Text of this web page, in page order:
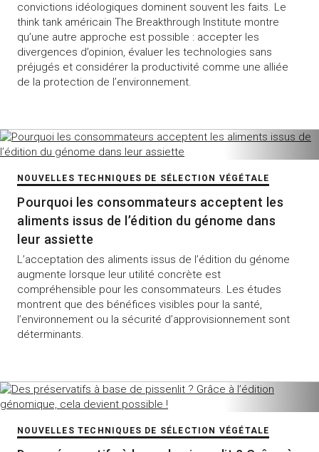
convictions idéologiques dominent souvent les faits. Le
think tank américain The Breakthrough Institute montre
qu’une autre approche est possible : accepter les
divergences d’opinion, évaluer les technologies sans
préjugés et considérer la productivité comme une alliée
de la protection de l’environnement.
NOUVELLES TECHNIQUES DE SÉLECTION VÉGÉTALE
Pourquoi les consommateurs acceptent les
aliments issus de l’édition du génome dans
leur assiette
L’acceptation des aliments issus de l’édition du génome
augmente lorsque leur utilité concrète est
compréhensible pour les consommateurs. Les études
montrent que des bénéfices visibles pour la santé,
l’environnement ou la sécurité d’approvisionnement sont
déterminants.
NOUVELLES TECHNIQUES DE SÉLECTION VÉGÉTALE